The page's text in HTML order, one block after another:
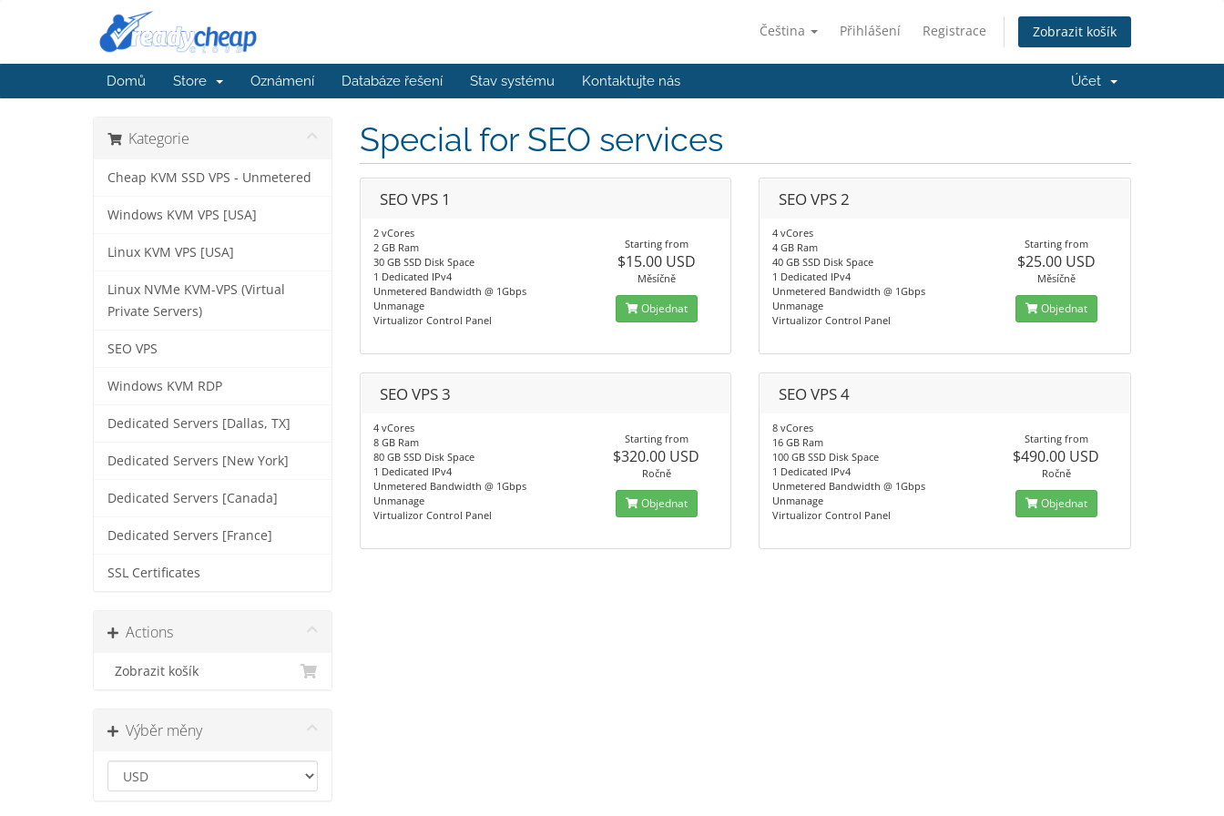
Čeština Přihlášení Registrace Zobrazit košík
Domů Store Oznámení Databáze řešení Stav systému Kontaktujte nás Účet
Kategorie
Cheap KVM SSD VPS - Unmetered
Windows KVM VPS [USA]
Linux KVM VPS [USA]
Linux NVMe KVM-VPS (Virtual
Private Servers)
SEO VPS
Windows KVM RDP
Dedicated Servers [Dallas, TX]
Dedicated Servers [New York]
Dedicated Servers [Canada]
Dedicated Servers [France]
SSL Certificates
Actions
Zobrazit košík
Výběr měny
Special for SEO services
SEO VPS 1
2 vCores
2 GB Ram
30 GB SSD Disk Space
1 Dedicated IPv4
Unmetered Bandwidth @ 1Gbps
Unmanage
Virtualizor Control Panel
Starting from
$15.00 USD
Měsíčně
Objednat
SEO VPS 2
4 vCores
4 GB Ram
40 GB SSD Disk Space
1 Dedicated IPv4
Unmetered Bandwidth @ 1Gbps
Unmanage
Virtualizor Control Panel
Starting from
$25.00 USD
Měsíčně
Objednat
SEO VPS 3
4 vCores
8 GB Ram
80 GB SSD Disk Space
1 Dedicated IPv4
Unmetered Bandwidth @ 1Gbps
Unmanage
Virtualizor Control Panel
Starting from
$320.00 USD
Ročně
Objednat
SEO VPS 4
8 vCores
16 GB Ram
100 GB SSD Disk Space
1 Dedicated IPv4
Unmetered Bandwidth @ 1Gbps
Unmanage
Virtualizor Control Panel
Starting from
$490.00 USD
Ročně
Objednat